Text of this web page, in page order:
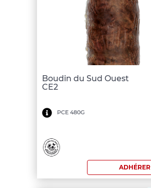
Boudin du Sud Ouest
CE2
Minimum
commande:
180
PCE 480G
ADHÉRER